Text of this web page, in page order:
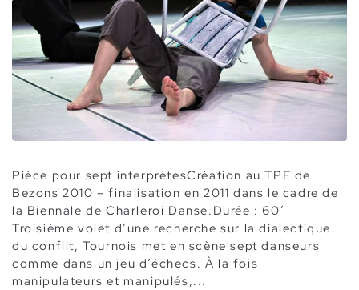
Pièce pour sept interprètesCréation au TPE de
Bezons 2010 – finalisation en 2011 dans le cadre de
la Biennale de Charleroi Danse.Durée : 60’
Troisième volet d’une recherche sur la dialectique
du conflit, Tournois met en scène sept danseurs
comme dans un jeu d’échecs. À la fois
manipulateurs et manipulés,...